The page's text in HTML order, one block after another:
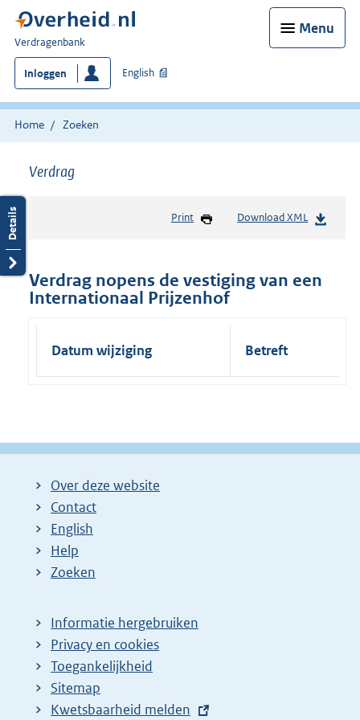
Menu
U
bent
hier:
Verdragenbank
Inloggen English
Home Zoeken
Verdrag
Print Download XML
Verdrag nopens de vestiging van een
Internationaal Prijzenhof
Datum wijziging Betreft
Over deze website
Contact
English
Help
Zoeken
Informatie hergebruiken
Privacy en cookies
Toegankelijkheid
Sitemap
E
Kwetsbaarheid melden